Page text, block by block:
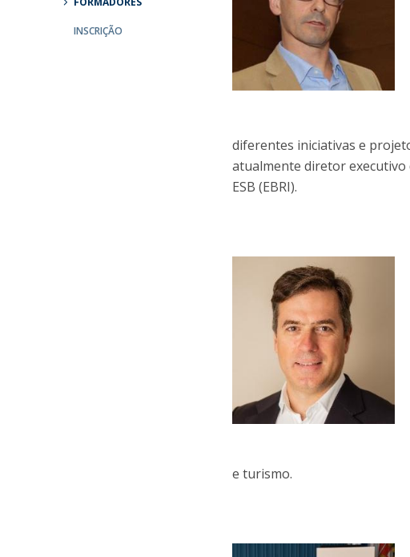
Parcerias Estratégicas
Iniciativas Nacionais
Clube de Inovação e Conhecimento
INSCRIÇÃO
diferentes iniciativas e
atualmente diretor executivo
ESB (EBRI).
e turismo.